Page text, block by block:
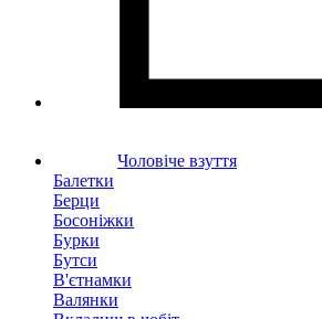
Чоловіче взуття
Балетки
Берци
Босоніжки
Бурки
Бутси
В'єтнамки
Валянки